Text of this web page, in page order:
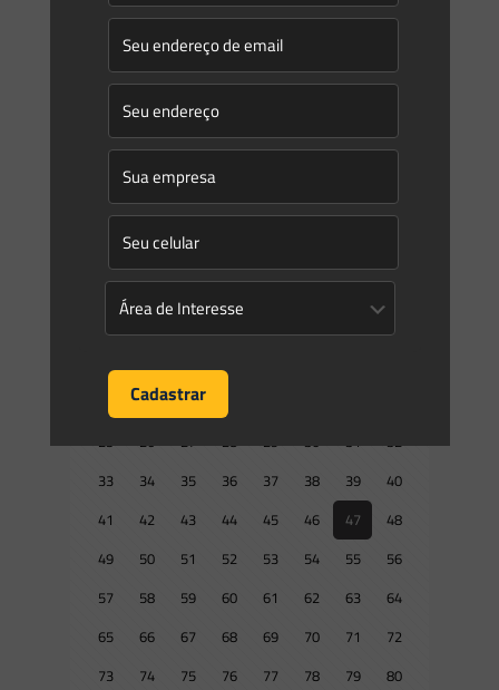
Novidades | Âmbito Estadual: Rio de Janeiro
SECRETARIA DE ESTADO DO AMBIENTE E SUSTENTABILIDADE
ATO DO SECRETÁRIO RESOLUÇÃO SEAS No 120, DE 16 DE
FEVEREIRO DE 2022 Regulamenta o art. 7o do Decreto
18 19
25
26 27 28 29 30 31
32
33
34 35 36 37 38 39
40
41
42 43 44 45 46 47
48
49
50 51 52 53 54 55
56
57
58 59 60 61 62 63
64
65
66 67 68 69 70 71
72
73
74 75 76 77 78 79
80